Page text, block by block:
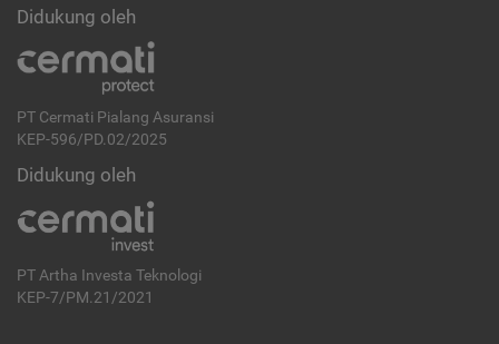
Didukung oleh
PT Cermati Pialang Asuransi
KEP-596/PD.02/2025
Didukung oleh
PT Artha Investa Teknologi
KEP-7/PM.21/2021